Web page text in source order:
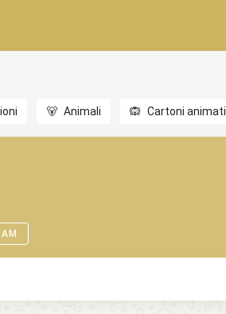
🐻 Animali 🙉 Cartoni animati